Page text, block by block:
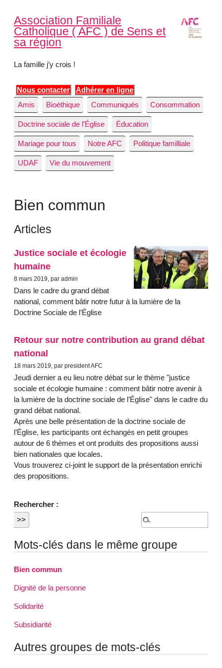
Association Familiale
Catholique ( AFC ) de Sens et
sa région
La famille j’y crois !
Nous contacter
Adhérer en ligne
Amis
Bioéthique Communiqués Consommation
Doctrine sociale de l’Église Éducation
Mariage pour tous Notre AFC Politique familliale
UDAF Vie du mouvement
Bien commun
Articles
Justice sociale et écologie
humaine
8 mars 2019, par admin
Dans le cadre du grand débat
national, comment bâtir notre futur à la lumière de la
Doctrine Sociale de l’Église
Retour sur notre contribution au grand débat
national
18 mars 2019, par president AFC
Jeudi dernier a eu lieu notre débat sur le thème "justice
sociale et écologie humaine : comment bâtir notre avenir à
la lumière de la doctrine sociale de l’Église" dans le cadre du
grand débat national.
Après une belle présentation de la doctrine sociale de
l’Église, les participants ont échangés en petit groupes
autour de 6 thèmes et ont produits des propositions aussi
bien nationales que locales.
Vous trouverez ci-joint le support de la présentation enrichi
des propositions.
Rechercher :
Mots-clés dans le même groupe
Bien commun
Dignité de la personne
Solidarité
Subsidiarité
Autres groupes de mots-clés